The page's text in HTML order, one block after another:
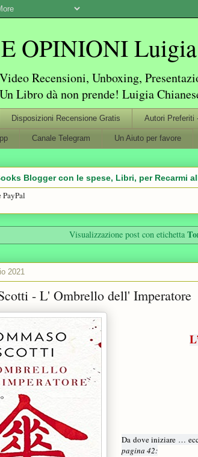
OPINIONI
Recensioni, Unboxing,
Libro dà non prende! Luigia
Disposizioni Recensione Gratis Autori Preferiti
Canale Telegram Un Aiuto per favore
Blogger con le spese, Libri, per Recarmi
Visualizzazione post con etichetta
2021
- L' Ombrello dell' Imperatore
Da dove iniziare …
pagina 42: